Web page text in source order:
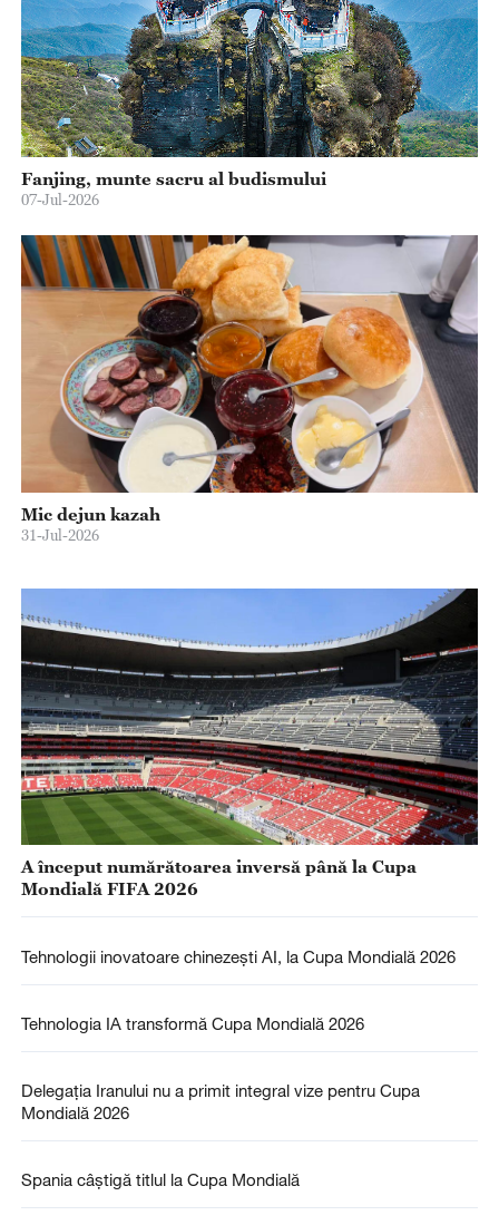
Fanjing, munte sacru al budismului
07-Jul-2026
Mic dejun kazah
31-Jul-2026
A început numărătoarea inversă până la Cupa
Mondială FIFA 2026
Tehnologii inovatoare chinezești AI, la Cupa Mondială 2026
Tehnologia IA transformă Cupa Mondială 2026
Delegația Iranului nu a primit integral vize pentru Cupa
Mondială 2026
Spania câștigă titlul la Cupa Mondială